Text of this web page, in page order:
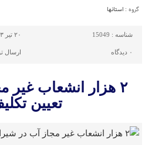
گروه : استانها
شناسه : 15049 ۲۰ تیر ۱۴۰۳ - ۱۹:۳۸
۰ دیدگاه ارسال
۲ هزار انشعاب غیر
تعیین